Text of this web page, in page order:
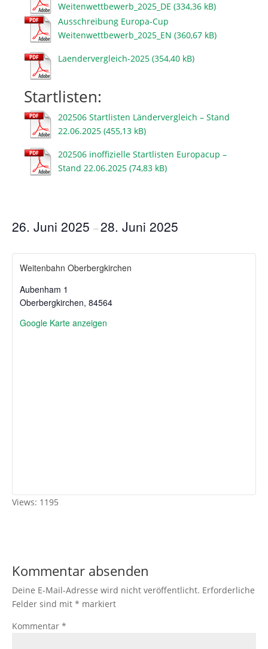
Weitenwettbewerb_2025_DE
Ausschreibung Europa-Cup
Weitenwettbewerb_2025_EN
Laendervergleich-2025
Startlisten:
202506 Startlisten Ländervergleich – Stand
22.06.2025
202506 inoffizielle Startlisten Europacup –
Stand 22.06.2025
26. Juni 2025 –28. Juni 2025
Weitenbahn Oberbergkirchen
Aubenham 1
Oberbergkirchen, 84564
Google Karte anzeigen
Views: 1195
Kommentar absenden
Deine E-Mail-Adresse wird nicht veröffentlicht. Erforderliche
Felder sind mit * markiert
Kommentar *